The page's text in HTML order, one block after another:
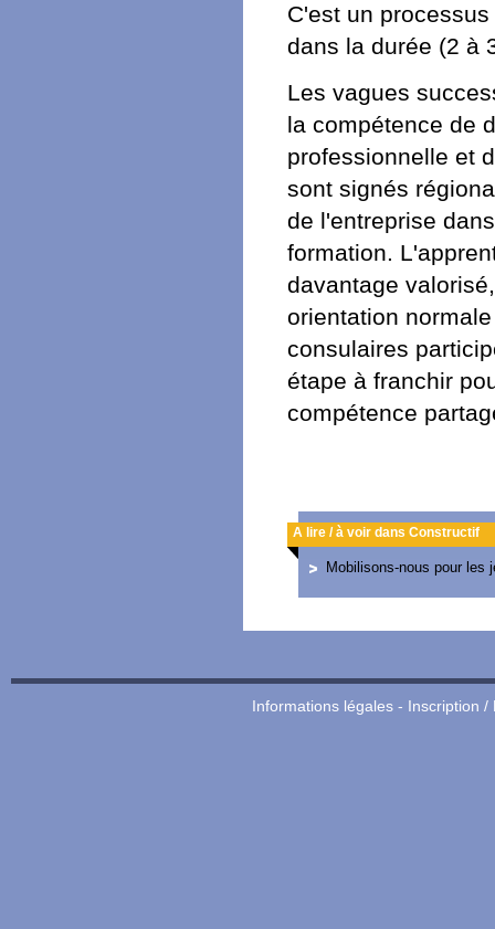
C'est un
dans la durée (2 à
Les vagues
la compétence de
professionnelle et
sont signés
de l'entreprise
formation.
davantage
orientation
consulaires
étape à franchir
compétence
A lire / à voir dans Constructif
Mobilisons-nous pour les
Informations légales- Inscription